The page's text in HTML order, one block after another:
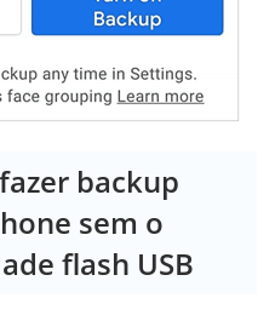
backup
sem o
flash USB